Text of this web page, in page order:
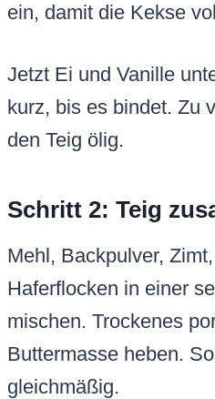
ein, damit die Kekse
Jetzt Ei und Vanille
kurz, bis es bindet. Zu
den Teig ölig.
Schritt 2: Teig
Mehl, Backpulver,
Haferflocken in einer
mischen. Trockenes
Buttermasse heben.
gleichmäßig.